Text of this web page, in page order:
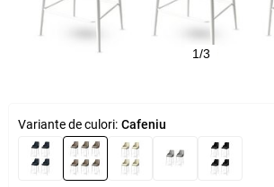
1/3
Variante de culori: Cafeniu